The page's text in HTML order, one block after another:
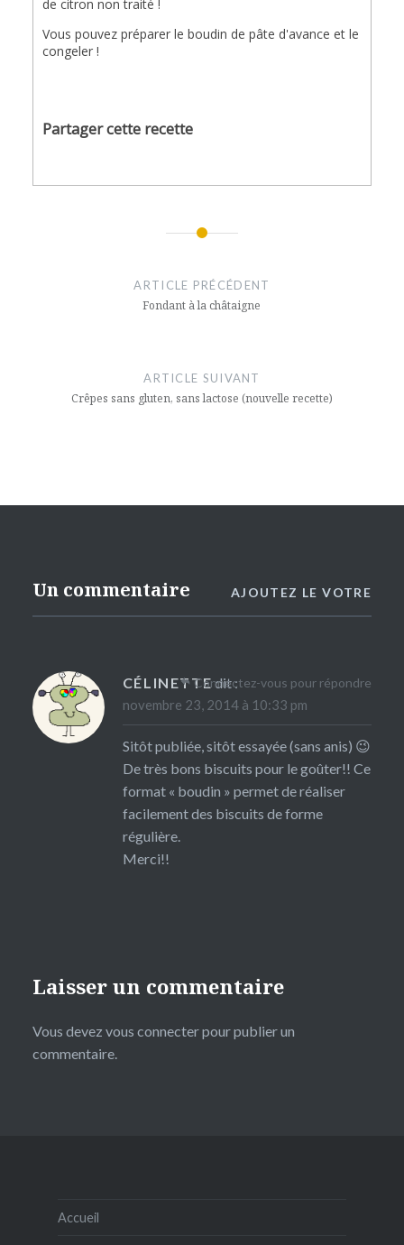
de citron non traité !
Vous pouvez préparer le boudin de pâte d'avance et le
congeler !
Partager cette recette
ARTICLE PRÉCÉDENT
Fondant à la châtaigne
ARTICLE SUIVANT
Crêpes sans gluten, sans lactose (nouvelle recette)
Un commentaire AJOUTEZ LE VOTRE
CÉLINETTEdit :
novembre 23, 2014 à 10:33 pm
Sitôt publiée, sitôt essayée (sans anis) 😉
De très bons biscuits pour le goûter!! Ce
format « boudin » permet de réaliser
facilement des biscuits de forme
régulière.
Merci!!
Connectez-vous pour répondre
Laisser un commentaire
Vous devez vous connecterpour publier un
commentaire.
Accueil